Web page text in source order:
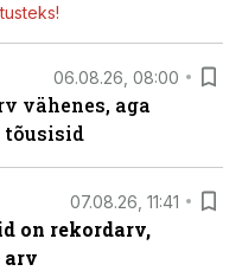
06.08.26, 08:00
vähenes, aga
tõusisid
07.08.26, 11:41
on rekordarv,
arv